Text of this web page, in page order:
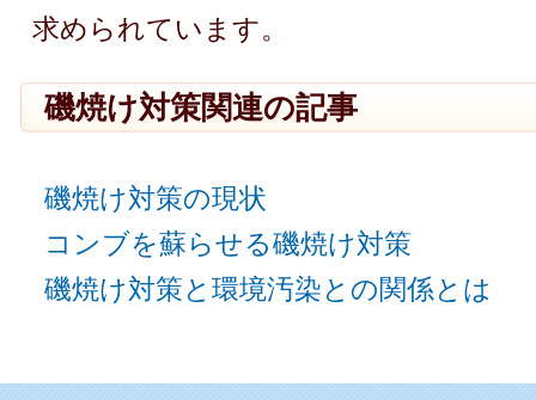
求められています。
磯焼け対策関連の記事
磯焼け対策の現状
コンブを蘇らせる磯焼け対策
磯焼け対策と環境汚染との関係とは